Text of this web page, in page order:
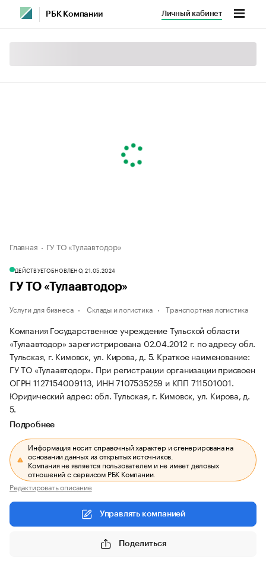
РБК Компании Личный кабинет
Главная ГУ ТО «Тулаавтодор»
ДЕЙСТВУЕТОБНОВЛЕНО, 21.05.2024
ГУ ТО «Тулаавтодор»
Услуги для бизнеса Склады и логистика Транспортная логистика
Компания Государственное учреждение Тульской области
«Тулаавтодор» зарегистрирована 02.04.2012 г. по адресу обл.
Тульская, г. Кимовск, ул. Кирова, д. 5. Краткое наименование:
ГУ ТО «Тулаавтодор». При регистрации организации присвоен
ОГРН 1127154009113, ИНН 7107535259 и КПП 711501001.
Юридический адрес: обл. Тульская, г. Кимовск, ул. Кирова, д.
5.
Подробнее
Информация носит справочный характер и сгенерирована на
основании данных из открытых источников.
Компания не является пользователем и не имеет деловых
отношений с сервисом РБК Компании.
Редактировать описание
Управлять компанией
Поделиться